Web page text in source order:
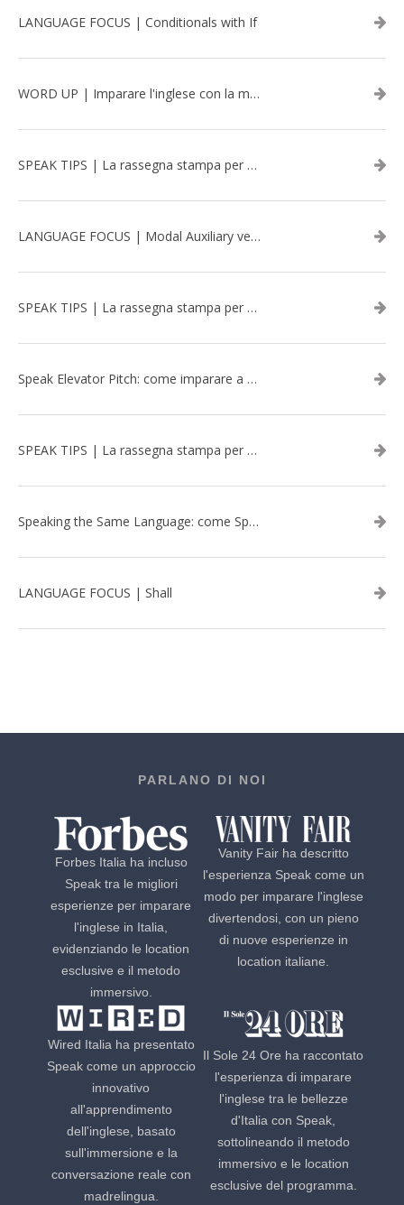
LANGUAGE FOCUS | Conditionals with If
WORD UP | Imparare l'inglese con la musica: David Bowie
SPEAK TIPS | La rassegna stampa per migliorare l’inglese - aprile 2026
LANGUAGE FOCUS | Modal Auxiliary verbs in the past
SPEAK TIPS | La rassegna stampa per migliorare l’inglese - marzo 2026
Speak Elevator Pitch: come imparare a gestire una presentazione in inglese
SPEAK TIPS | La rassegna stampa per migliorare l’inglese - febbraio 2026
Speaking the Same Language: come Speak aiuta a rafforzare i team attraverso il Team Building in inglese
LANGUAGE FOCUS | Shall
PARLANO DI NOI
Forbes Italia ha incluso
Speak tra le migliori
esperienze per imparare
l'inglese in Italia,
evidenziando le location
esclusive e il metodo
immersivo.
Vanity Fair ha descritto
l'esperienza Speak come un
modo per imparare l'inglese
divertendosi, con un pieno
di nuove esperienze in
location italiane.
Wired Italia ha presentato
Speak come un approccio
innovativo
all'apprendimento
dell'inglese, basato
sull'immersione e la
conversazione reale con
madrelingua.
Il Sole 24 Ore ha raccontato
l'esperienza di imparare
l'inglese tra le bellezze
d'Italia con Speak,
sottolineando il metodo
immersivo e le location
esclusive del programma.